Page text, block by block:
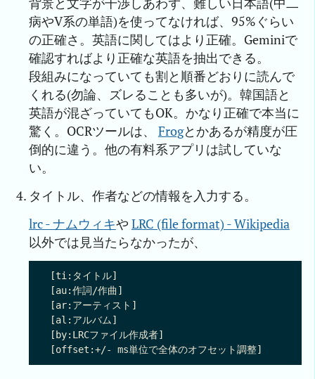
病やV系の単語)を使ってなければ、95%ぐらい
の正確さ。英語に関してはより正確。Geminiで
確認すればより正確な英語を抽出できる。
段組みになっていても割と順番どおりに読んで
くれる(勿論、ズレることも多いが)。韓国語と
英語が混ざっていてもOK。かなり正確で本当に
驚く。OCRツールは、 Frogとかあるが精度が圧
倒的に違う。他の有料系アプリは試していな
い。
タイトル、作者などの情報を入力する。
lrc - ナムウィキや LRC (file format) - Wikipedia
以外では見当たらなかったが、
[ti:タイトル]
[au:作詞/作曲]
[ar:アーティスト]
[al:アルバム]
[by:LRCファイル作成者]